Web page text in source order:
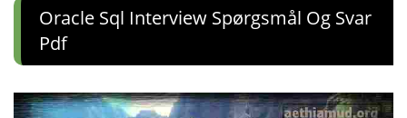
Oracle Sql Interview Spørgsmål Og Svar
Pdf